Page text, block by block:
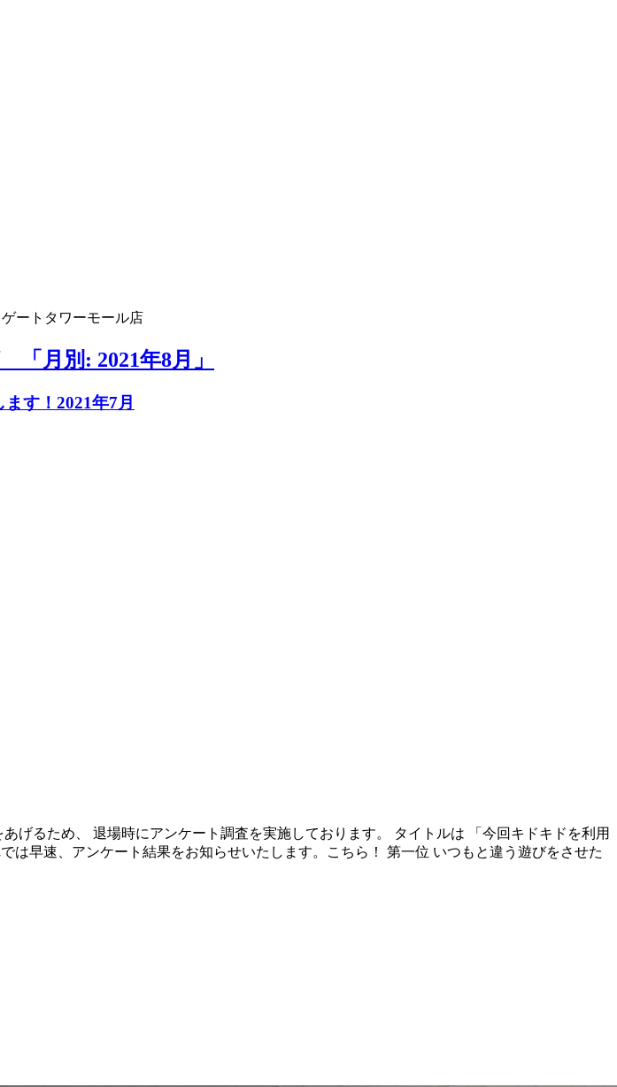
ートタワーモール店
月別: 2021年8月」
す！2021年7月
げるため、 退場時にアンケート調査を実施しております。 タイトルは 「今回キドキドを利用
は早速、アンケート結果をお知らせいたします。こちら！ 第一位 いつもと違う遊びをさせた